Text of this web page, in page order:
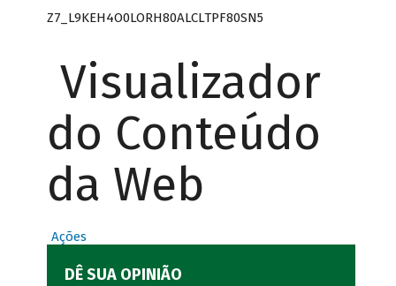
Z7_L9KEH4O0LORH80ALCLTPF80SN5
Visualizador
do Conteúdo
da Web
Ações
DÊ SUA OPINIÃO